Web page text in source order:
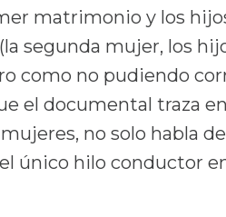
matrimonio y los
segunda mujer, los
como no pudiendo
el documental traza
no solo habla
único hilo conductor